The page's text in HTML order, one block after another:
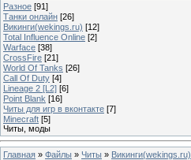
Разное [91]
Танки онлайн [26]
Викинги(wekings.ru) [12]
Total Influence Online [2]
Warface [38]
CrossFire [21]
World Of Tanks [26]
Call Of Duty [4]
Lineage 2 [L2] [6]
Point Blank [16]
Читы для игр в вконтакте [7]
Minecraft [5]
Читы, моды
Главная » Файлы » Читы » Викинги(wekings.ru)